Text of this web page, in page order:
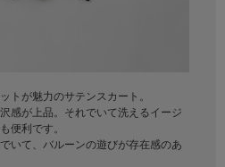
トが魅力のサテンスカート。
感が上品。それでいて洗えるイージ
便利です。
いて、バルーンの遊びが存在感のあ